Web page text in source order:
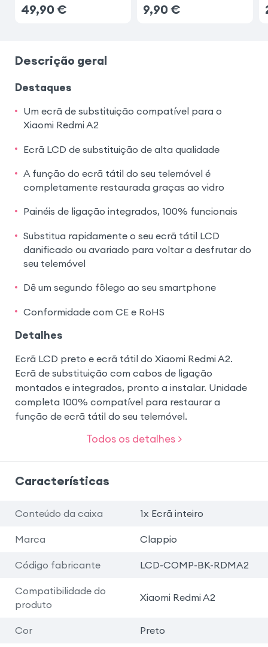
49,90 € 9,90 €
Descrição geral
Destaques
Um ecrã de substituição compatível para o
Xiaomi Redmi A2
Ecrã LCD de substituição de alta qualidade
A função do ecrã tátil do seu telemóvel é
completamente restaurada graças ao vidro
Painéis de ligação integrados, 100% funcionais
Substitua rapidamente o seu ecrã tátil LCD
danificado ou avariado para voltar a desfrutar do
seu telemóvel
Dê um segundo fôlego ao seu smartphone
Conformidade com CE e RoHS
Detalhes
Ecrã LCD preto e ecrã tátil do Xiaomi Redmi A2.
Ecrã de substituição com cabos de ligação
montados e integrados, pronto a instalar. Unidade
completa 100% compatível para restaurar a
função de ecrã tátil do seu telemóvel.
Todos os detalhes >
Características
Conteúdo da caixa 1x Ecrã inteiro
Marca Clappio
Código fabricante LCD-COMP-BK-RDMA2
Compatibilidade do
produto
Xiaomi Redmi A2
Cor Preto